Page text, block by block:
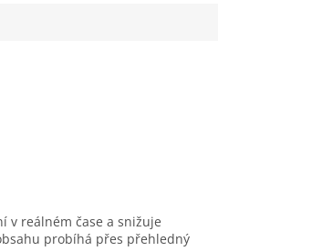
v reálném čase a snižuje
probíhá přes přehledný